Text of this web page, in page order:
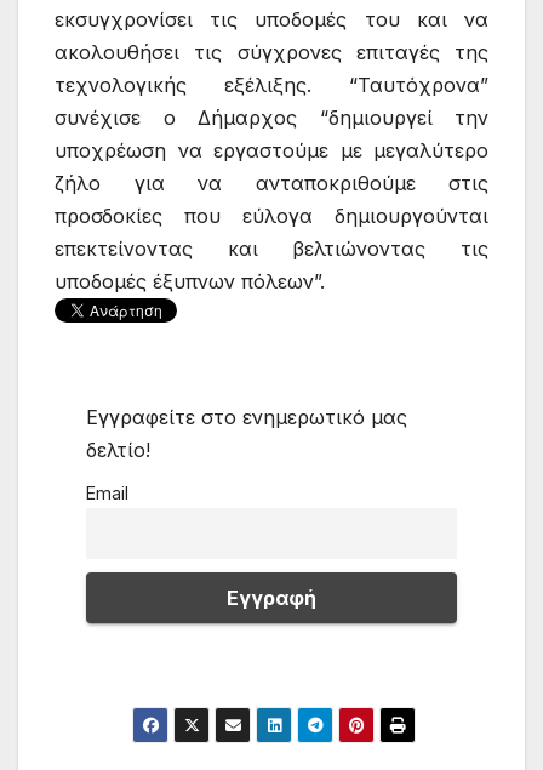
εκσυγχρονίσει τις υποδομές του και να
ακολουθήσει τις σύγχρονες επιταγές της
τεχνολογικής εξέλιξης. “Ταυτόχρονα”
συνέχισε ο Δήμαρχος “δημιουργεί την
υποχρέωση να εργαστούμε με μεγαλύτερο
ζήλο για να ανταποκριθούμε στις
προσδοκίες που εύλογα δημιουργούνται
επεκτείνοντας και βελτιώνοντας τις
υποδομές έξυπνων πόλεων”.
Εγγραφείτε στο ενημερωτικό μας
δελτίο!
Email